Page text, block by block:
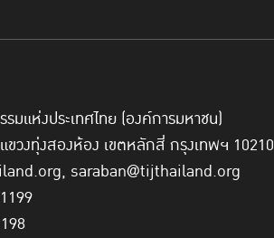
มแห่งประเทศไทย (องค์การมหาชน)
วงทุ่งสองห้อง เขตหลักสี่ กรุงเทพฯ 10210
saraban@tijthailand.org